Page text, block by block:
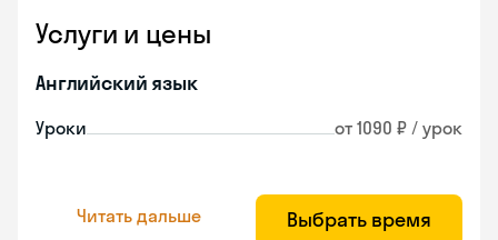
Услуги и цены
Английский язык
Уроки от 1090 ₽ / урок
Читать дальше Выбрать время